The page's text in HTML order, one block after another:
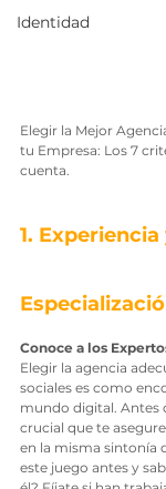
Identidad
Elegir la Mejor
tu Empresa: Los 7
cuenta.
1. Experiencia
Conoce a los
Elegir la agencia
sociales es como
mundo digital. Antes
crucial que te
en la misma sintonía
este juego antes y